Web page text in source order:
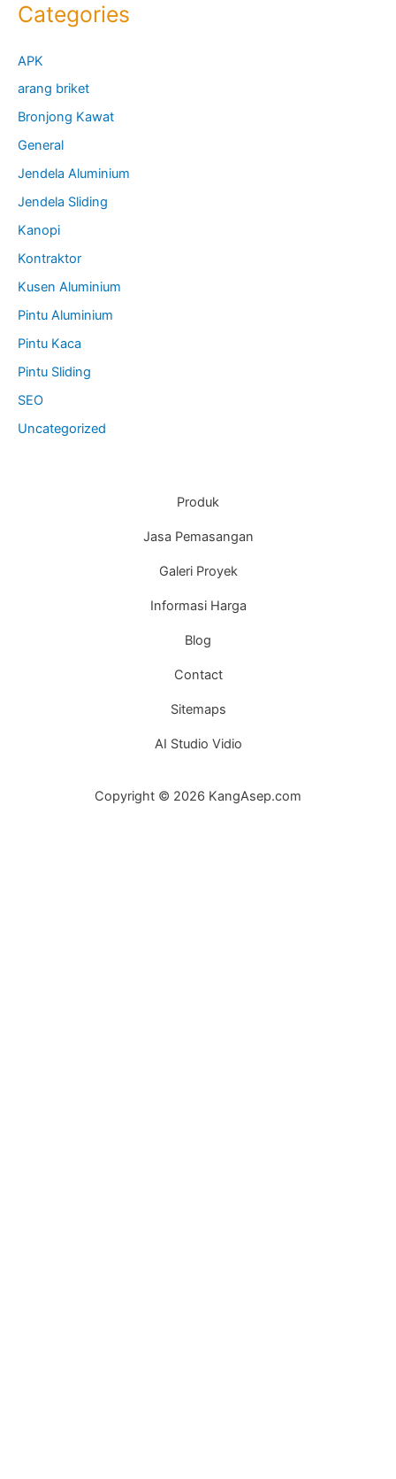
Categories
APK
arang briket
Bronjong Kawat
General
Jendela Aluminium
Jendela Sliding
Kanopi
Kontraktor
Kusen Aluminium
Pintu Aluminium
Pintu Kaca
Pintu Sliding
SEO
Uncategorized
Produk
Jasa Pemasangan
Galeri Proyek
Informasi Harga
Blog
Contact
Sitemaps
AI Studio Vidio
Copyright © 2026 KangAsep.com